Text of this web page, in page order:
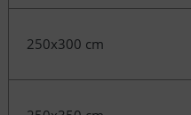
250x300 cm